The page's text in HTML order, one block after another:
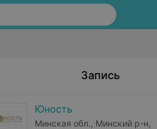
Запись
Юность
Минская обл., Минский р-н,